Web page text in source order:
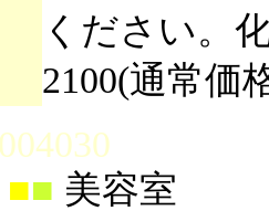
ください。
2100(通常価
■ 美容室